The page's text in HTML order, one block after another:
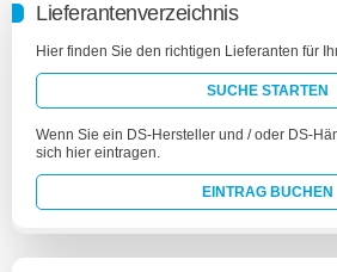
Lieferantenverzeichnis
Hier finden Sie den richtigen Lieferanten für
SUCHE STARTEN
Wenn Sie ein DS-Hersteller und / oder DS-
sich hier eintragen.
EINTRAG BUCHEN